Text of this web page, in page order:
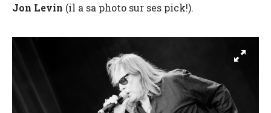
Jon Levin (il a sa photo sur ses pick!).